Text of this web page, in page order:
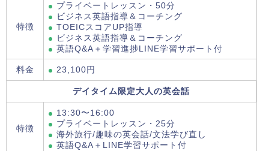
特徴
プライベートレッスン・50分
ビジネス英語指導＆コーチング
TOEICスコアUP指導
ビジネス英語指導＆コーチング
英語Q&A＋学習進捗LINE学習サポート付
料金 23,100円
デイタイム限定大人の英会話
特徴
13:30〜16:00
プライベートレッスン・25分
海外旅行/趣味の英会話/文法学び直し
英語Q&A＋LINE学習サポート付